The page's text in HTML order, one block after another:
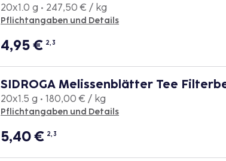
20x1.0 g • 247,50 € / kg
Pflichtangaben und Details
4,95€ 2, 3
SIDROGA Melissenblätter Tee
20x1.5 g • 180,00 € / kg
Pflichtangaben und Details
5,40€ 2, 3